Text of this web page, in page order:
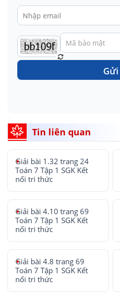
Gửi
Tin liên quan
Giải bài 1.32 trang 24
Toán 7 Tập 1 SGK Kết
nối tri thức
Giải bài 4.10 trang 69
Toán 7 Tập 1 SGK Kết
nối tri thức
Giải bài 4.8 trang 69
Toán 7 Tập 1 SGK Kết
nối tri thức